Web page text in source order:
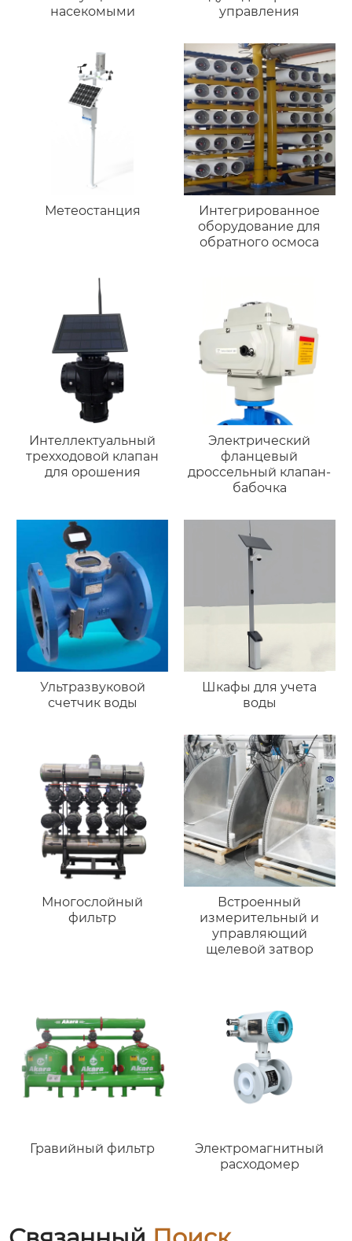
насекомыми
управления
Метеостанция
Интегрированное
оборудование для
обратного осмоса
Интеллектуальный
трехходовой клапан
для орошения
Электрический
фланцевый
дроссельный клапан-
бабочка
Ультразвуковой
счетчик воды
Шкафы для учета
воды
Многослойный
фильтр
Встроенный
измерительный и
управляющий
щелевой затвор
Гравийный фильтр
Электромагнитный
расходомер